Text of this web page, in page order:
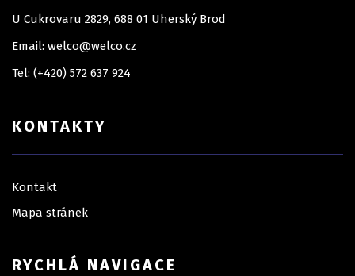
U Cukrovaru 2829, 688 01 Uherský Brod
Email: welco@welco.cz
Tel: (+420) 572 637 924
KONTAKTY
Kontakt
Mapa stránek
RYCHLÁ NAVIGACE